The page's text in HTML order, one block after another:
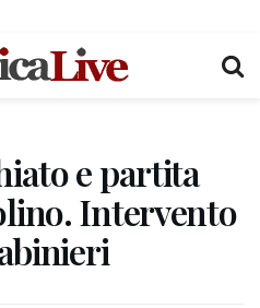
e partita
Intervento